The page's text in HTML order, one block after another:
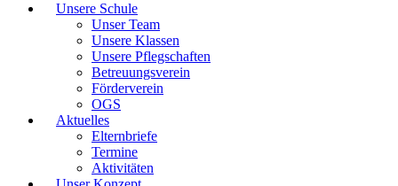
Unsere Schule
Unser Team
Unsere Klassen
Unsere Pflegschaften
Betreuungsverein
Förderverein
OGS
Aktuelles
Elternbriefe
Termine
Aktivitäten